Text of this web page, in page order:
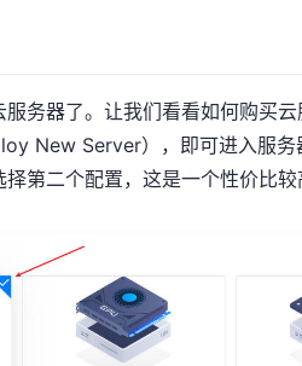
务器了。让我们看看如何购买
New Server），即可进入服务
第二个配置，这是一个性价比